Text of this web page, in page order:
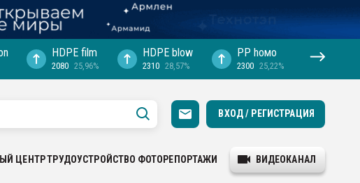
HDPE film
2080 25,96%
HDPE blow
2310 28,57%
PP hомо
2300 25,22%
ВХОД / РЕГИСТРАЦИЯ
ЦЕНТРТРУДОУСТРОЙСТВО ФОТОРЕПОРТАЖИ ВИДЕОКАНАЛ